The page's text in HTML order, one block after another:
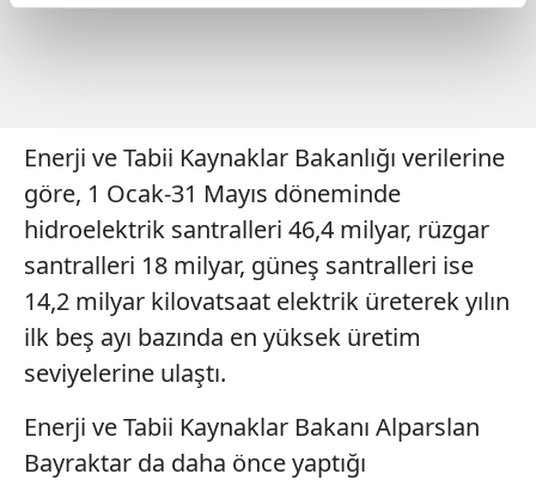
reklamların maliyetlerimizi karşılamak noktasında tek gelir
gösterilmeyecektir."
Sizlere daha iyi bir hizmet sunabilmek için İnternet
Sitemizde kendimize ve üçüncü kişilere ait çerezler
kullanılmaktadır. Bu çerezler vasıtasıyla çeşitli kişisel
verileriniz işlenmekte olup gerekli olan çerezler bilgi
toplumu hizmetlerinin sunulması amacıyla
kullanılmaktadır. Diğer çerezler, sitemizin daha işlevsel
kılınması ve kişiselleştirilmesi ve sizlere yönelik
reklam/pazarlama faaliyetlerinin yapılması, amaçlarıyla
sınırlı olarak açık rızanız dahilinde kullanılacaktır.
Enerji ve Tabii Kaynaklar Bakanlığı verilerine
göre, 1 Ocak-31 Mayıs döneminde
hidroelektrik santralleri 46,4 milyar, rüzgar
santralleri 18 milyar, güneş santralleri ise
14,2 milyar kilovatsaat elektrik üreterek yılın
ilk beş ayı bazında en yüksek üretim
seviyelerine ulaştı.
Enerji ve Tabii Kaynaklar Bakanı Alparslan
Bayraktar da daha önce yaptığı